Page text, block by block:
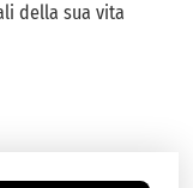
della sua vita